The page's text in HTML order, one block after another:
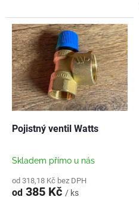
Pojistný ventil Watts
Skladem přímo u nás
od 318,18 Kč bez DPH
od 385 Kč / ks